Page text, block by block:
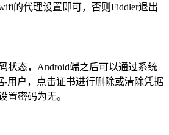
的代理设置即可，否则Fiddler退出
状态，Android端之后可以通过系统
-用户，点击证书进行删除或清除凭据
置密码为无。